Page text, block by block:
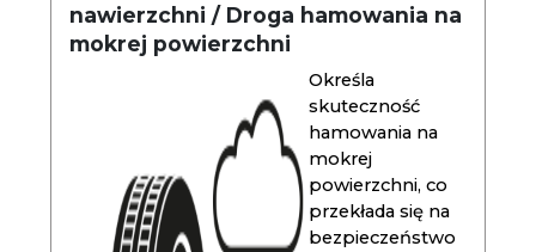
nawierzchni / Droga hamowania na
mokrej powierzchni
Określa
skuteczność
hamowania na
mokrej
powierzchni, co
przekłada się na
bezpieczeństwo